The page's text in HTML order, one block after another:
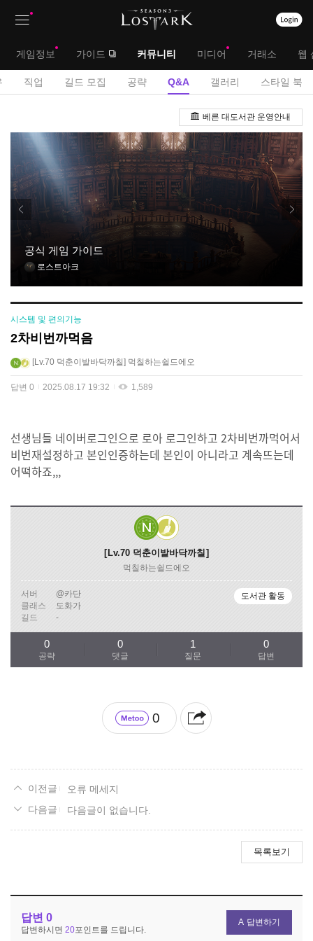
대
게임정보 가이드 커뮤니티 미디어 거래소 웹
메
뉴
직업 길드 모집 공략 Q&A 갤러리 스타일 북
&
시
판
베른 대도서관 운영안내
공식 게임 가이드
로스트아크
시스템 및 편의기능
2차비번까먹음
Lv.70 덕춘이발바닥까칠 먹칠하는쉴드에오
답변 0 2025.08.17 19:32 1,589
선생님들 네이버로그인으로 로아 로그인하고 2차비번까먹어서
비번재설정하고 본인인증하는데 본인이 아니라고 계속뜨는데
어떡하죠,,,
Lv.70 덕춘이발바닥까칠
먹칠하는쉴드에오
서버
@카단
클래스
도화가
길드
-
도서관 활동
공략
0
댓글
0
질문
1
답변
0
0
오류 메세지
다음글이 없습니다.
목록보기
답변 0
답변하시면 20포인트를 드립니다.
답변하기